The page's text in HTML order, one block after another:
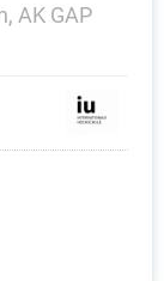
AK GAP